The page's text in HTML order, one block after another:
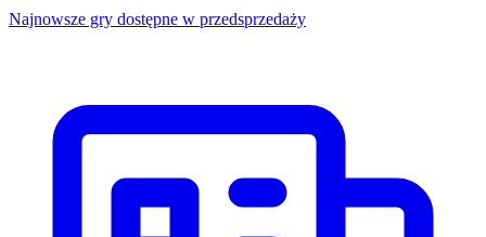
Najnowsze gry dostępne w przedsprzedaży